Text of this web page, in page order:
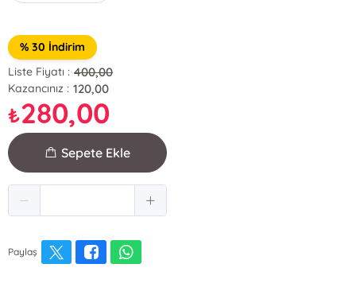
% 30 İndirim
Liste Fiyatı : 400,00
Kazancınız : 120,00
₺280,00
Sepete Ekle
Paylaş